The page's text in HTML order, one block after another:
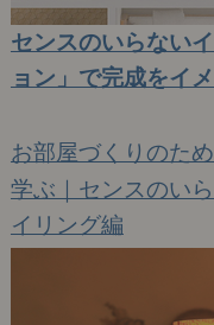
センスのいらない
ョン」で完成をイ
お部屋づくりのた
学ぶ｜センスのい
イリング編